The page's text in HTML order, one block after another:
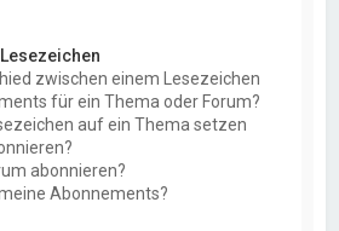
zwischen einem Lesezeichen
für ein Thema oder Forum?
auf ein Thema setzen
abonnieren?
Abonnements?